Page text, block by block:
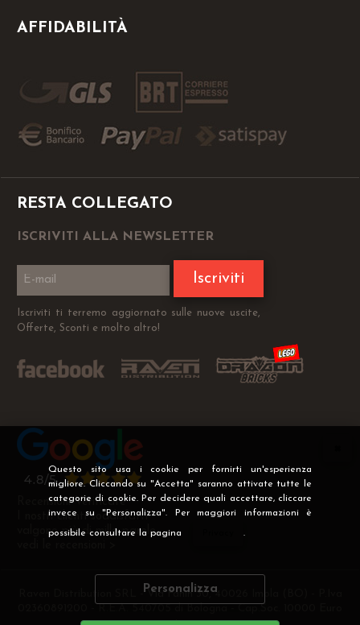
Questo sito usa i cookie per fornirti un'esperienza
migliore. Cliccando su "Accetta" saranno attivate tutte le
categorie di cookie. Per decidere quali accettare, cliccare
invece su "Personalizza". Per maggiori informazioni è
possibile consultare la pagina .
Personalizza
AFFIDABILITÀ
RESTA COLLEGATO
ISCRIVITI ALLA NEWSLETTER
Iscriviti
Iscriviti ti terremo aggiornato sulle nuove uscite,
Offerte, Sconti e molto altro!
Recensioni Verificate
I nostri clienti soddisfatti
valgono più di mille parole
Raven Distribution SRL - Via Fanin 30, 40026 Imola (BO) - P.Iva